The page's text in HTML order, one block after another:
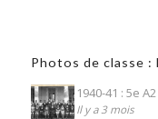
Photos de classe :
1940-41 : 5e A2
Il y a 3 mois